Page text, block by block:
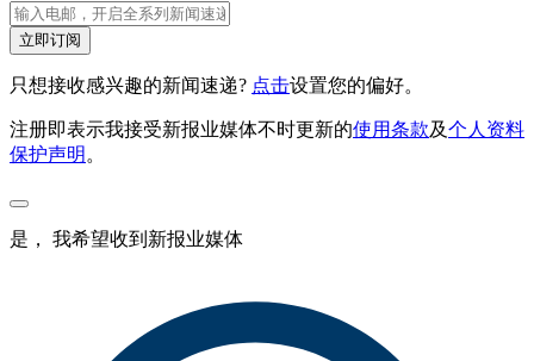
立即订阅
只想接收感兴趣的新闻速递? 点击设置您的偏好。
注册即表示我接受新报业媒体不时更新的使用条款及个人资料
保护声明 。
是， 我希望收到新报业媒体